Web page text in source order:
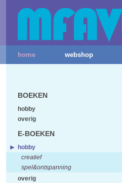
home webshop
BOEKEN
hobby
overig
E-BOEKEN
hobby
creatief
spel&ontspanning
overig